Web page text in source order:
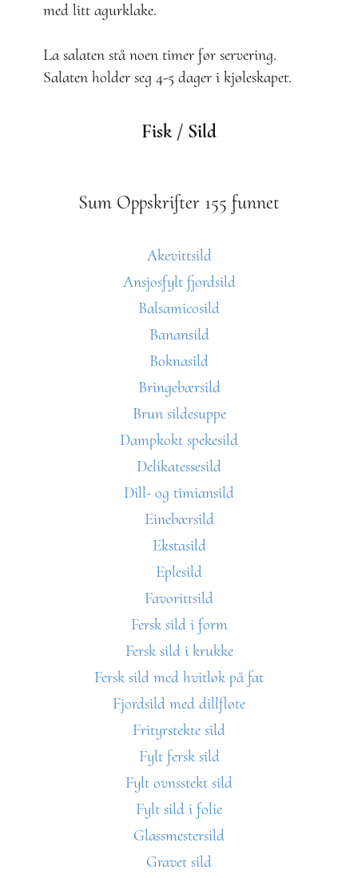
med litt agurklake.
La salaten stå noen timer før servering.
Salaten holder seg 4-5 dager i kjøleskapet.
Fisk / Sild
Sum Oppskrifter 155 funnet
Akevittsild
Ansjosfylt fjordsild
Balsamicosild
Banansild
Boknasild
Bringebærsild
Brun sildesuppe
Dampkokt spekesild
Delikatessesild
Dill- og timiansild
Einebærsild
Ekstasild
Eplesild
Favorittsild
Fersk sild i form
Fersk sild i krukke
Fersk sild med hvitløk på fat
Fjordsild med dillfløte
Frityrstekte sild
Fylt fersk sild
Fylt ovnsstekt sild
Fylt sild i folie
Glassmestersild
Gravet sild